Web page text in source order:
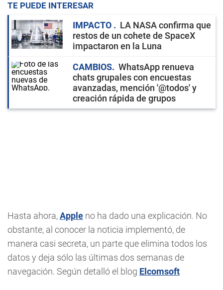
TE PUEDE INTERESAR
IMPACTO
LA NASA confirma que
restos de un cohete de SpaceX
impactaron en la Luna
CAMBIOS
WhatsApp renueva
chats grupales con encuestas
avanzadas, mención '@todos' y
creación rápida de grupos
Hasta ahora,Apple no ha dado una explicación. No
obstante, al conocer la noticia implementó, de
manera casi secreta, un parte que elimina todos los
datos y deja sólo las últimas dos semanas de
navegación. Según detalló el blog Elcomsoft